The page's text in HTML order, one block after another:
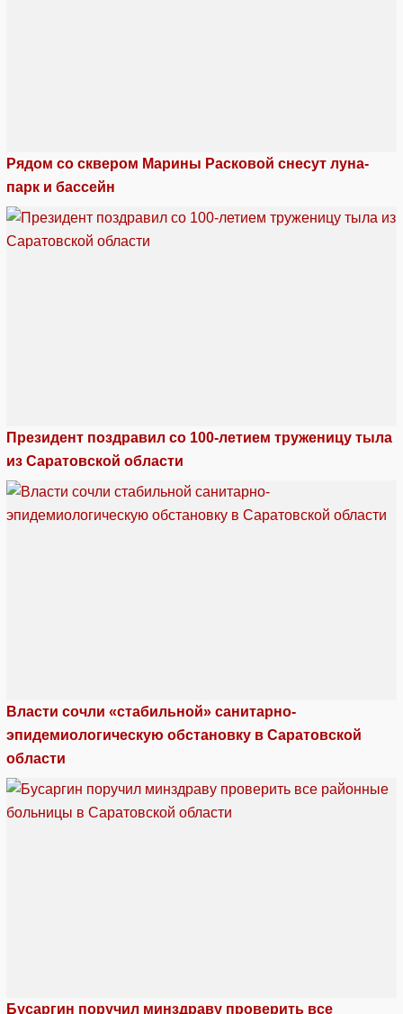
Рядом со сквером Марины Расковой снесут луна-
парк и бассейн
Президент поздравил со 100-летием труженицу тыла
из Саратовской области
Власти сочли «стабильной» санитарно-
эпидемиологическую обстановку в Саратовской
области
Бусаргин поручил минздраву проверить все